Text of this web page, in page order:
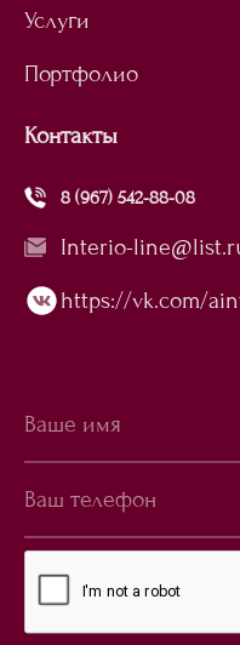
Услуги
Портфолио
Контакты
8 (967) 542-88-08
Interio-
https://vk.com/